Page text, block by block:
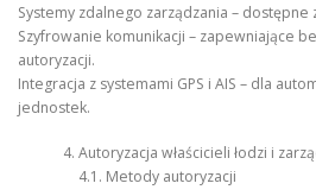
Systemy zdalnego zarządzania –
Szyfrowanie komunikacji – zapewniające
autoryzacji.
Integracja z systemami GPS i AIS – dla
jednostek.
Autoryzacja właścicieli łodzi i
4.1. Metody autoryzacji